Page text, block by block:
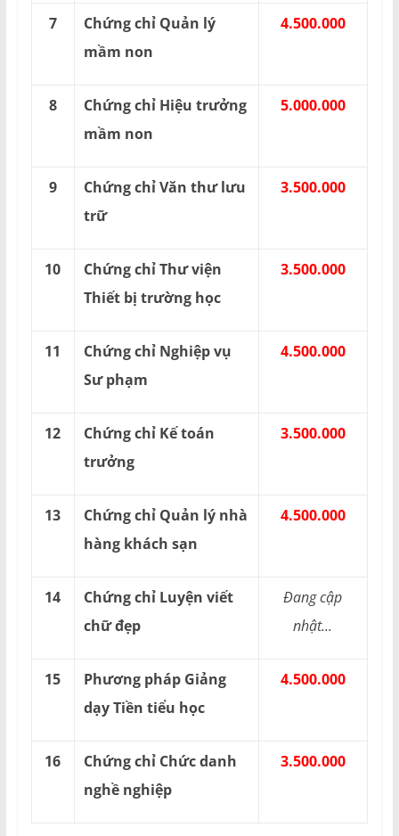
7
Chứng chỉ Quản lý
mầm non
4.500.000
8
Chứng chỉ Hiệu trưởng
mầm non
5.000.000
9
Chứng chỉ Văn thư lưu
trữ
3.500.000
10
Chứng chỉ Thư viện
Thiết bị trường học
3.500.000
11
Chứng chỉ Nghiệp vụ
Sư phạm
4.500.000
12
Chứng chỉ Kế toán
trưởng
3.500.000
13
Chứng chỉ Quản lý nhà
hàng khách sạn
4.500.000
14
Chứng chỉ Luyện viết
chữ đẹp
Đang cập
nhật...
15
Phương pháp Giảng
dạy Tiền tiểu học
4.500.000
16
Chứng chỉ Chức danh
nghề nghiệp
3.500.000